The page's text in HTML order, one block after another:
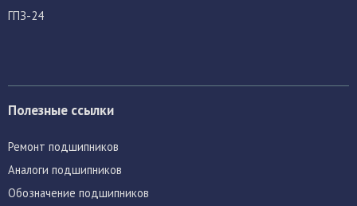
ГПЗ-24
Полезные ссылки
Ремонт подшипников
Аналоги подшипников
Обозначение подшипников